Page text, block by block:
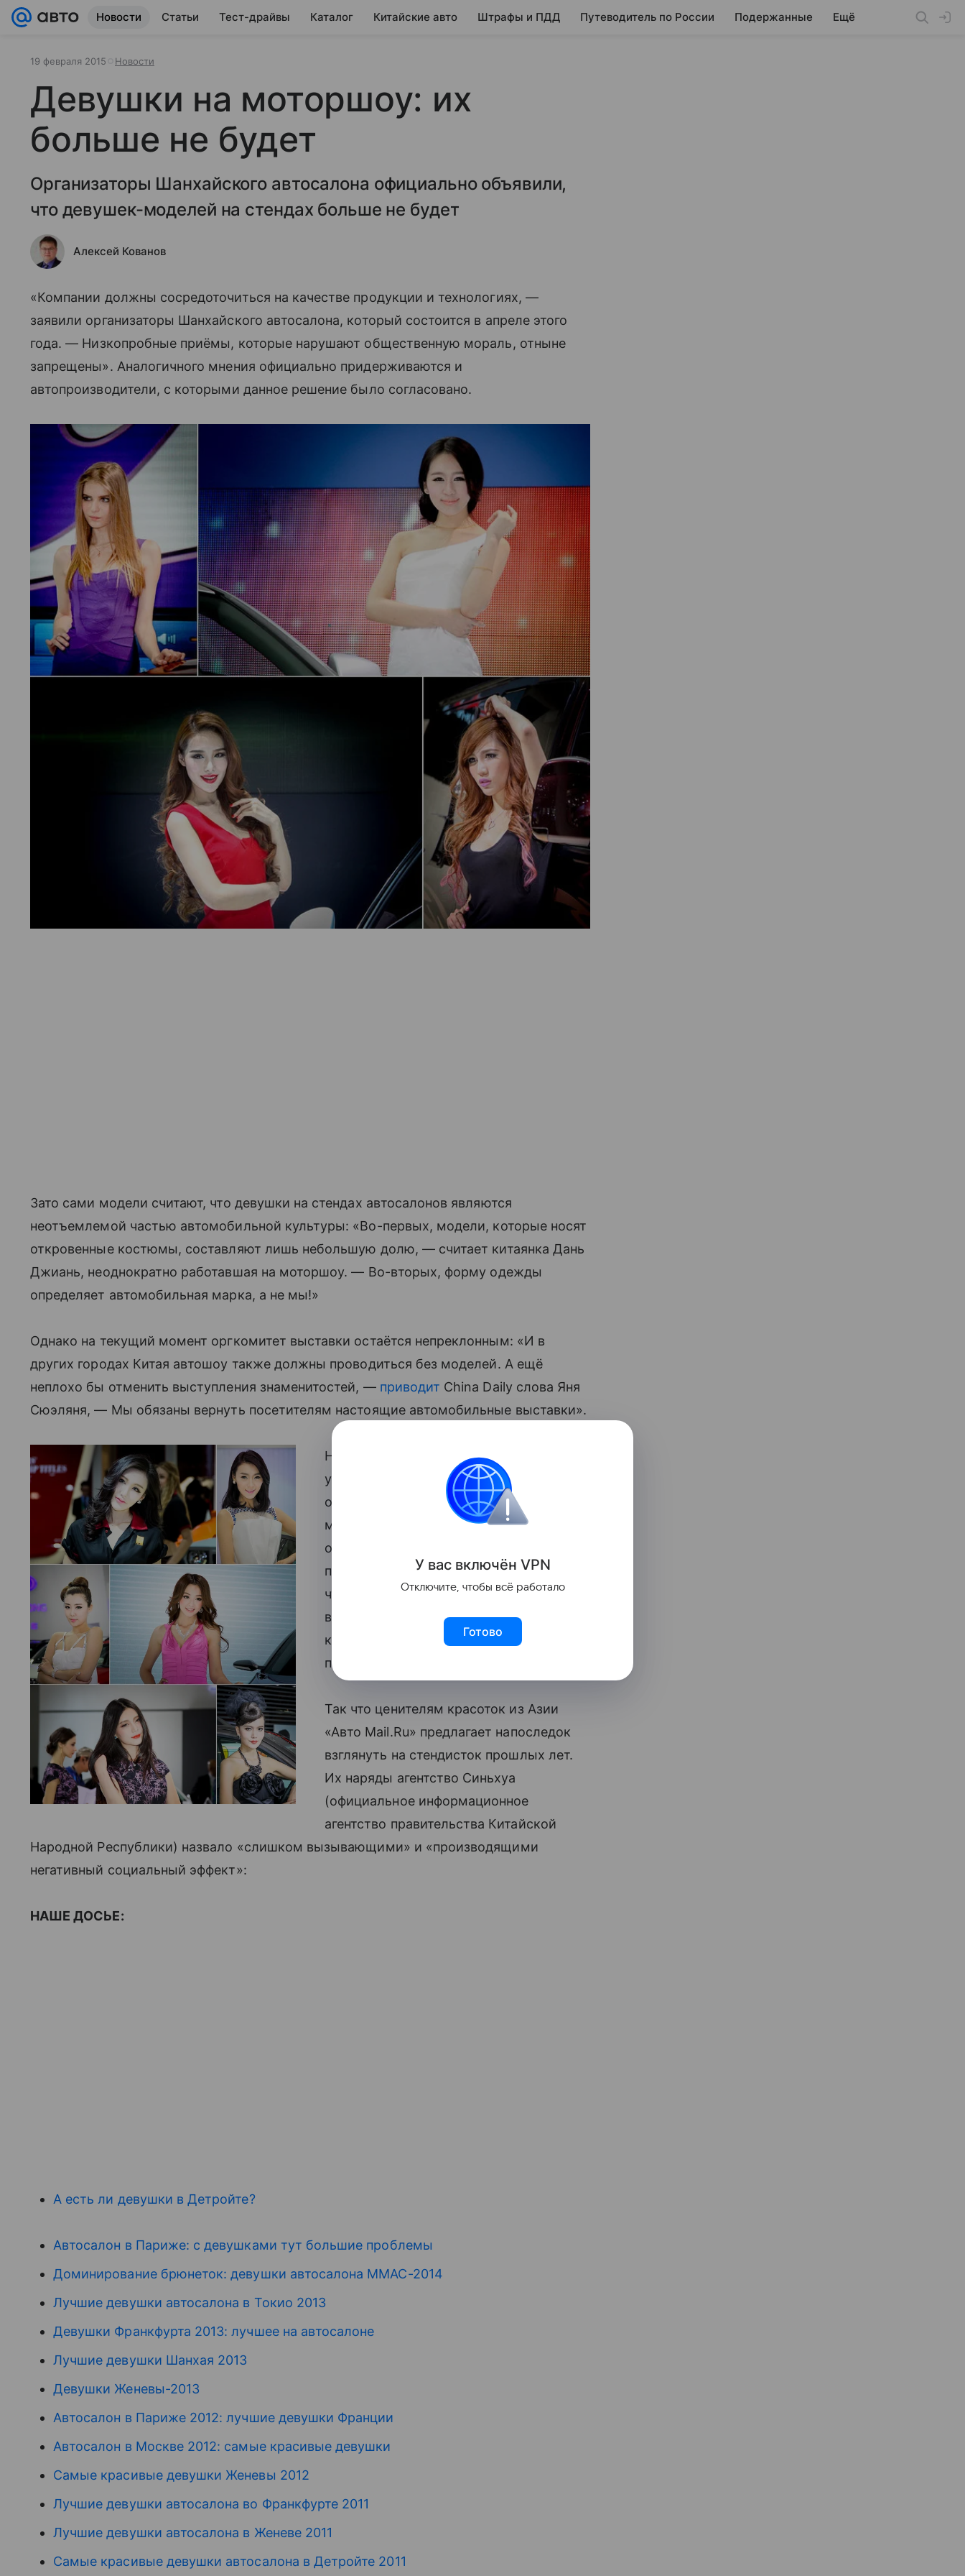
Новости Статьи Тест-драйвы Каталог Китайские авто Штрафы и ПДД Путеводитель по России Подержанные Ещё
19 февраля 2015 Новости
Девушки на моторшоу: их
больше не будет
Организаторы Шанхайского автосалона официально объявили,
что девушек-моделей на стендах больше не будет
Алексей Кованов
«Компании должны сосредоточиться на качестве продукции и технологиях, —
заявили организаторы Шанхайского автосалона, который состоится в апреле этого
года. — Низкопробные приёмы, которые нарушают общественную мораль, отныне
запрещены». Аналогичного мнения официально придерживаются и
автопроизводители, с которыми данное решение было согласовано.
Зато сами модели считают, что девушки на стендах автосалонов являются
неотъемлемой частью автомобильной культуры: «Во-первых, модели, которые носят
откровенные костюмы, составляют лишь небольшую долю, — считает китаянка Дань
Джиань, неоднократно работавшая на моторшоу. — Во-вторых, форму одежды
определяет автомобильная марка, а не мы!»
Однако на текущий момент оргкомитет выставки остаётся непреклонным: «И в
других городах Китая автошоу также должны проводиться без моделей. А ещё
неплохо бы отменить выступления знаменитостей, — приводит China Daily слова Яня
Сюэляня, — Мы обязаны вернуть посетителям настоящие автомобильные выставки».
Надо заметить, что власти Поднебесной
уже давно пытались надавить на
организаторов выставок и отлучить
моделей от участия, поскольку, по
опросам, половина посетителей
приходит на салоны только для того,
чтобы поглазеть на манекенщиц. А
вместо репортажей о прекрасных
китайских автомобилях журналисты
пишут материалы о девушках!
Так что ценителям красоток из Азии
«Авто Mail.Ru» предлагает напоследок
взглянуть на стендисток прошлых лет.
Их наряды агентство Синьхуа
(официальное информационное
агентство правительства Китайской
Народной Республики) назвало «слишком вызывающими» и «производящими
негативный социальный эффект»:
НАШЕ ДОСЬЕ:
А есть ли девушки в Детройте?
Автосалон в Париже: с девушками тут большие проблемы
Доминирование брюнеток: девушки автосалона ММАС-2014
Лучшие девушки автосалона в Токио 2013
Девушки Франкфурта 2013: лучшее на автосалоне
Лучшие девушки Шанхая 2013
Девушки Женевы-2013
Автосалон в Париже 2012: лучшие девушки Франции
Автосалон в Москве 2012: самые красивые девушки
Самые красивые девушки Женевы 2012
Лучшие девушки автосалона во Франкфурте 2011
Лучшие девушки автосалона в Женеве 2011
Самые красивые девушки автосалона в Детройте 2011
У вас включён VPN
Отключите, чтобы всё работало
Готово